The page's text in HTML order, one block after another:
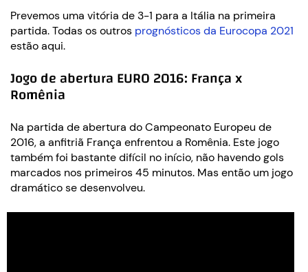
Prevemos uma vitória de 3-1 para a Itália na primeira
partida. Todas os outros prognósticos da Eurocopa 2021
estão aqui.
Jogo de abertura EURO 2016: França x
Romênia
Na partida de abertura do Campeonato Europeu de
2016, a anfitriã França enfrentou a Romênia. Este jogo
também foi bastante difícil no início, não havendo gols
marcados nos primeiros 45 minutos. Mas então um jogo
dramático se desenvolveu.